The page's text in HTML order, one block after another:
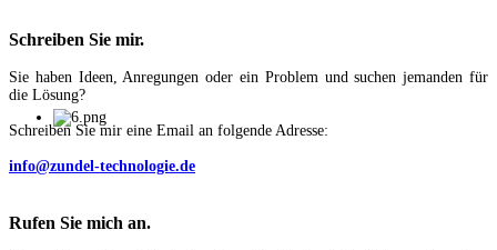
Schreiben Sie mir.
Sie haben Ideen, Anregungen oder ein Problem und suchen jemanden für
die Lösung?
Schreiben Sie mir eine Email an folgende Adresse:
info@zundel-technologie.de
Rufen Sie mich an.